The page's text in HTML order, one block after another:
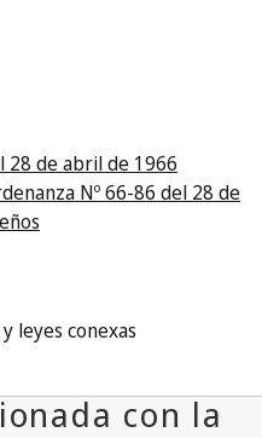
28 de abril de 1966
Nº 66-86 del 28 de
leyes conexas